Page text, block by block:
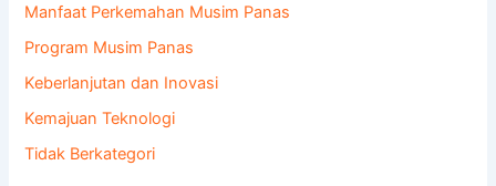
Manfaat Perkemahan Musim Panas
Program Musim Panas
Keberlanjutan dan Inovasi
Kemajuan Teknologi
Tidak Berkategori